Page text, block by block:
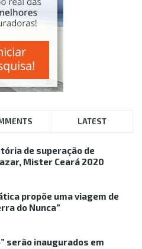
LATEST
de superação de
Mister Ceará 2020
propõe uma viagem de
do Nunca”
serão inaugurados em